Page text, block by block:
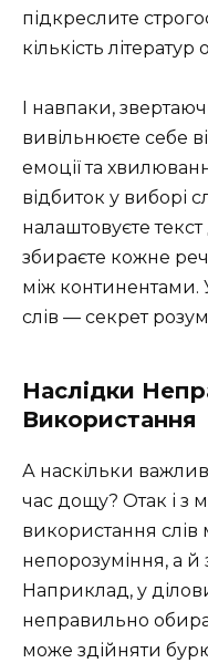
підкреслите
кількість
І навпаки,
вивільнюєте себе
емоції та
відбиток у виборі
налаштовуєте текст
збираєте кожне
між континентами.
слів — секрет
Наслідки
Використання
А наскільки
час дощу? Отак і з
використання
непорозуміння, а й
Наприклад, у
неправильно
може здійняти